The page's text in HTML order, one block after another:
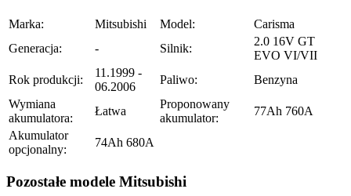
Marka: Mitsubishi Model:
Carisma
Generacja:
- Silnik:
2.0 16V GT
EVO VI/VII
Rok produkcji:
11.1999 -
06.2006
Paliwo:
Benzyna
Wymiana
akumulatora:
Łatwa
Proponowany
akumulator:
77Ah 760A
Akumulator
opcjonalny:
74Ah 680A
Pozostałe modele Mitsubishi